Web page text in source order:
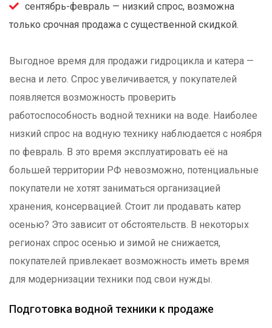
сентябрь-февраль — низкий спрос, возможна
только срочная продажа с существенной скидкой.
Выгодное время для продажи гидроцикла и катера —
весна и лето. Спрос увеличивается, у покупателей
появляется возможность проверить
работоспособность водной техники на воде. Наиболее
низкий спрос на водную технику наблюдается с ноября
по февраль. В это время эксплуатировать её на
большей территории РФ невозможно, потенциальные
покупатели не хотят заниматься организацией
хранения, консервацией. Стоит ли продавать катер
осенью? Это зависит от обстоятельств. В некоторых
регионах спрос осенью и зимой не снижается,
покупателей привлекает возможность иметь время
для модернизации техники под свои нужды.
Подготовка водной техники к продаже